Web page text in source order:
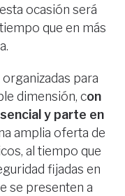
ocasión será
que en más
para
dimensión, con
y parte en
amplia oferta de
al tiempo que
fijadas en
se presenten a